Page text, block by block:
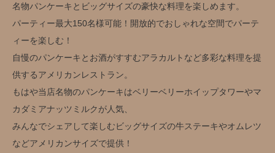
名物パンケーキとビッグサイズの豪快な料理を楽しめます。
パーティー最大150名様可能！開放的でおしゃれな空間でパーテ
ィーを楽しむ！
自慢のパンケーキとお酒がすすむアラカルトなど多彩な料理を提
供するアメリカンレストラン。
もはや当店名物のパンケーキはベリーベリーホイップタワーやマ
カダミアナッツミルクが人気、
みんなでシェアして楽しむビッグサイズの牛ステーキやオムレツ
などアメリカンサイズで提供！